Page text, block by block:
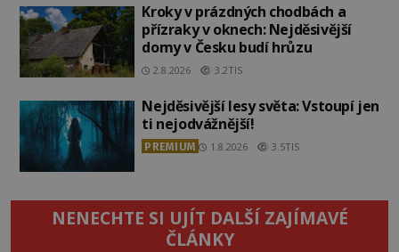
Kroky v prázdných chodbách a
přízraky v oknech: Nejděsivější
domy v Česku budí hrůzu
2.8.2026 3.2TIS
Nejděsivější lesy světa: Vstoupí jen
ti nejodvážnější!
PREMIUM 1.8.2026 3.5TIS
NENECHTE SI UJÍT DALŠÍ ZAJÍMAVÉ
ČLÁNKY